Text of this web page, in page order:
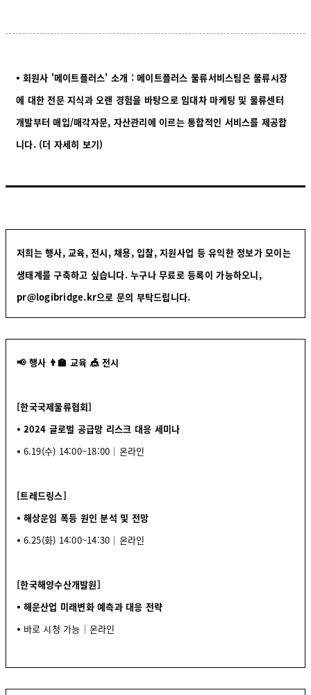
⦁ 회원사 '메이트플러스' 소개 : 메이트플러스 물류서비스팀은 물류시장
에 대한 전문 지식과 오랜 경험을 바탕으로 임대차 마케팅 및 물류센터
개발부터 매입/매각자문, 자산관리에 이르는 통합적인 서비스를 제공합
니다. (더 자세히 보기)
저희는 행사, 교육, 전시, 채용, 입찰, 지원사업 등 유익한 정보가 모이는
생태계를 구축하고 싶습니다. 누구나 무료로 등록이 가능하오니,
pr@logibridge.kr으로 문의 부탁드립니다.
📢 행사 👨‍🏫 교육 🎪 전시
[한국국제물류협회]
⦁ 2024 글로벌 공급망 리스크 대응 세미나
⦁ 6.19(수) 14:00~18:00│온라인
[트레드링스]
⦁ 해상운임 폭등 원인 분석 및 전망
⦁ 6.25(화) 14:00~14:30│온라인
[한국해양수산개발원]
⦁ 해운산업 미래변화 예측과 대응 전략
⦁ 바로 시청 가능│온라인